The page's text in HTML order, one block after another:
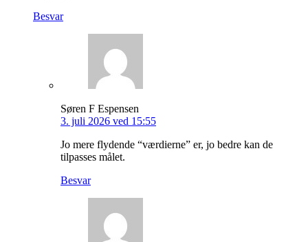
Besvar
Søren F Espensen
3. juli 2026 ved 15:55
Jo mere flydende “værdierne” er, jo bedre kan de
tilpasses målet.
Besvar